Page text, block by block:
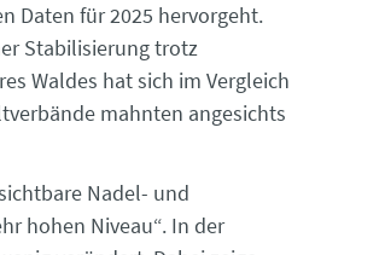
Daten für 2025 hervorgeht.
Stabilisierung trotz
Waldes hat sich im Vergleich
mahnten angesichts
Nadel- und
hohen Niveau“. In der